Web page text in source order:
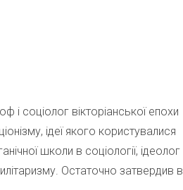
і соціолог вікторіанської епохи
ідеї якого користувалися
школи в соціології, ідеолог
Остаточно затвердив в